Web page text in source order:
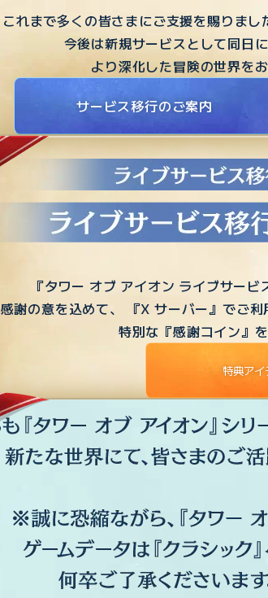
これまで多くの皆さまにご支援を賜りま
今後は新規サービスとして同日
より深化した冒険の世界を
サービス移行のご案内
『タワー オブ アイオン ライブサー
感謝の意を込めて、 『X サーバー』でご
特別な『感謝コイン』
特典アイ